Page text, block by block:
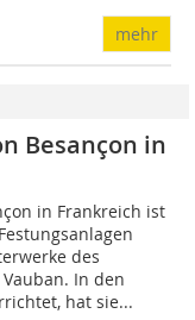
mehr
Besançon in
in Frankreich ist
des
In den
hat sie...